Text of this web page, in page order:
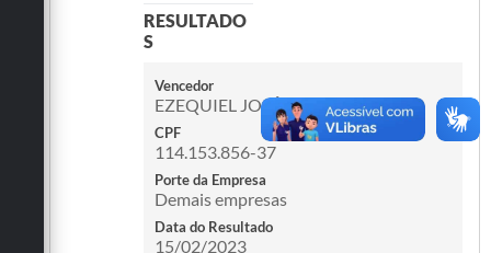
RESULTADO
S
Vencedor
EZEQUIEL JOSÉ DE LEMOS
CPF
114.153.856-37
Porte da Empresa
Demais empresas
Data do Resultado
15/02/2023